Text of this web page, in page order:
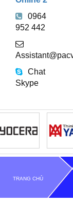
0964
952 442
Chat
Skype
TRANG CHỦ